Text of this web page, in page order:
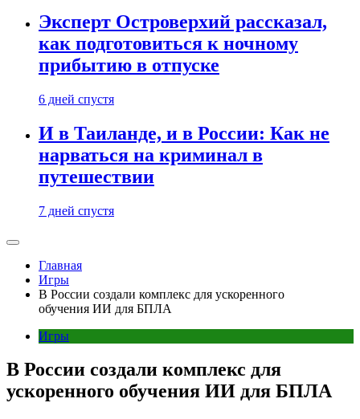
Эксперт Островерхий рассказал,
как подготовиться к ночному
прибытию в отпуске
6 дней спустя
И в Таиланде, и в России: Как не
нарваться на криминал в
путешествии
7 дней спустя
Главная
Игры
В России создали комплекс для ускоренного
обучения ИИ для БПЛА
Игры
В России создали комплекс для
ускоренного обучения ИИ для БПЛА